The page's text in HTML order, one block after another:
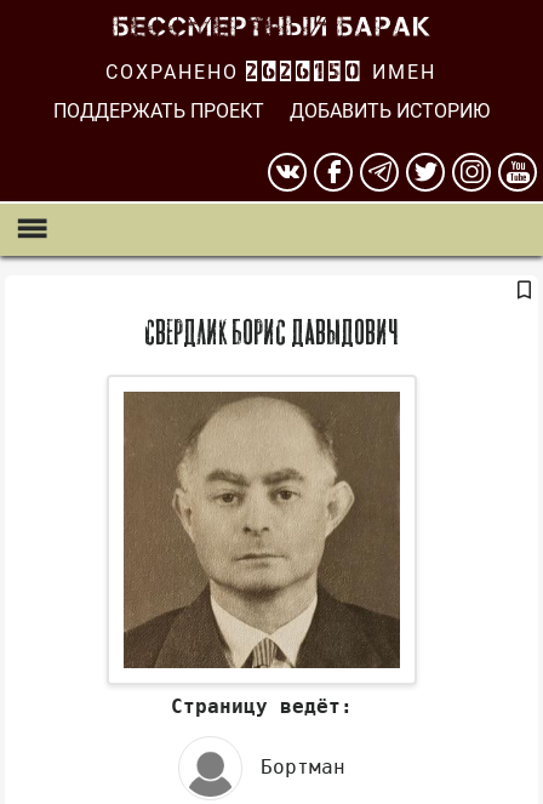
СОХРАНЕНО2626151
ИМЕН
ПОДДЕРЖАТЬ ПРОЕКТ
ДОБАВИТЬ ИСТОРИЮ
Свердлик Борис Давыдович
Страницу ведёт:
Бортман